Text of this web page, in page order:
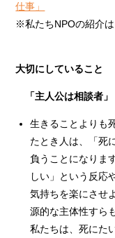
仕事」
※私たちNPOの紹介は
大切にしていること
「主人公は相談者」
生きることよりも
たとき人は、「死
負うことになりま
しい」という反応
気持ちを楽にさせ
源的な主体性すら
私たちは、死にた